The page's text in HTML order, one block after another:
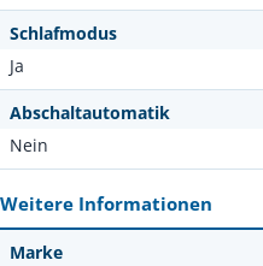
Schlafmodus
Ja
Abschaltautomatik
Nein
Weitere Informationen
Marke